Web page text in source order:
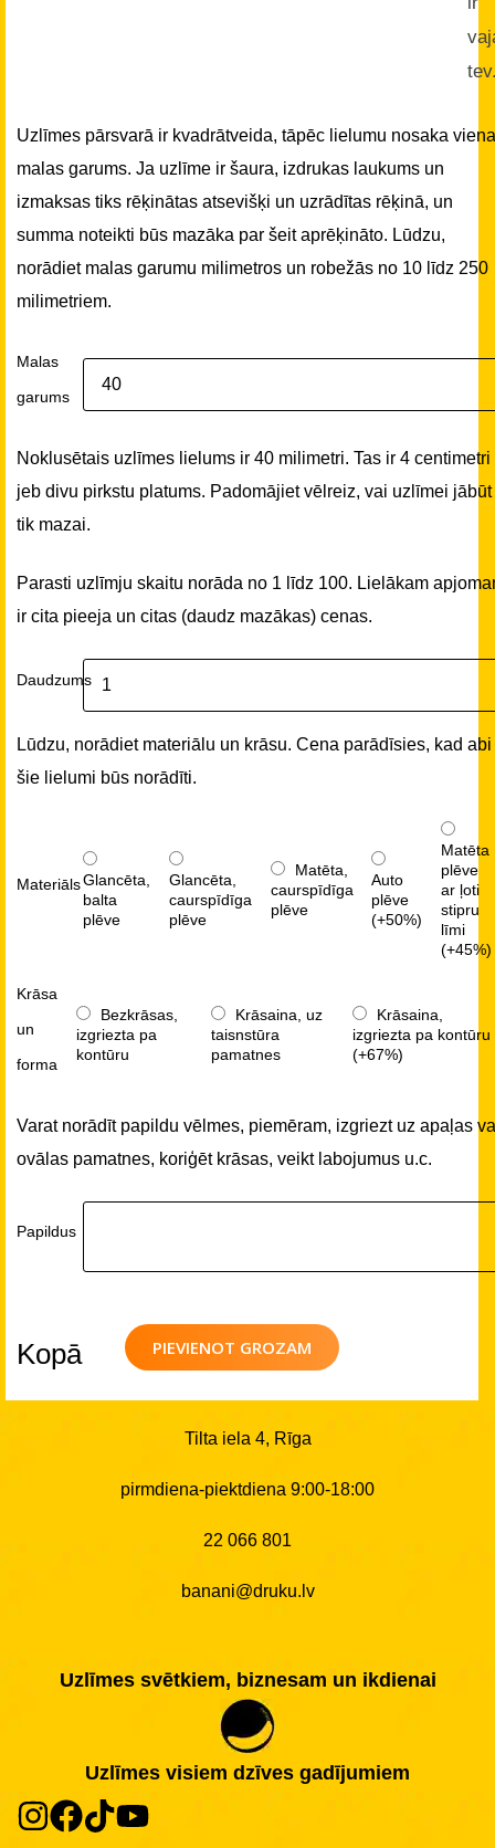
Uzlīmes pārsvarā ir kvadrātveida, tāpēc lielumu nosaka
malas garums. Ja uzlīme ir šaura, izdrukas laukums un
izmaksas tiks rēķinātas atsevišķi un uzrādītas rēķinā, un
summa noteikti būs mazāka par šeit aprēķināto. Lūdzu,
norādiet malas garumu milimetros un robežās no 10 līdz 250
milimetriem.
Malas
garums
Noklusētais uzlīmes lielums ir 40 milimetri. Tas ir 4 centimetri
jeb divu pirkstu platums. Padomājiet vēlreiz, vai uzlīmei jābūt
tik mazai.
Parasti uzlīmju skaitu norāda no 1 līdz 100. Lielākam
ir cita pieeja un citas (daudz mazākas) cenas.
Daudzums
Lūdzu, norādiet materiālu un krāsu. Cena parādīsies, kad abi
šie lielumi būs norādīti.
MateriālsGlancēta,
balta
plēve
Glancēta,
caurspīdīga
plēve
Matēta,
caurspīdīga
plēve
Auto
plēve
(+50%)
Matēta
plēve
ar ļoti
stipru
līmi
(+45%)
Krāsa
un
forma
Bezkrāsas,
izgriezta pa
kontūru
Krāsaina, uz
taisnstūra
pamatnes
Krāsaina,
izgriezta pa kontūru
(+67%)
Varat norādīt papildu vēlmes, piemēram, izgriezt uz apaļas
ovālas pamatnes, koriģēt krāsas, veikt labojumus u.c.
Papildus
PIEVIENOT GROZAM
Kopā
Tilta iela 4, Rīga
pirmdiena-piektdiena 9:00-18:00
22 066 801
banani@druku.lv
Uzlīmes svētkiem, biznesam un ikdienai
Uzlīmes visiem dzīves gadījumiem